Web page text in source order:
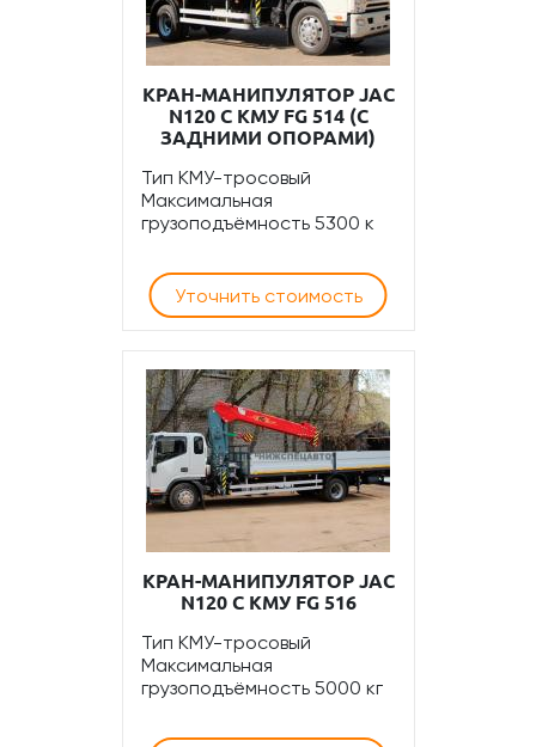
КРАН-МАНИПУЛЯТОР JAC
N120 С КМУ FG 514 (С
ЗАДНИМИ ОПОРАМИ)
Тип КМУ-тросовый
Максимальная
грузоподъёмность 5300 к
Уточнить стоимость
КРАН-МАНИПУЛЯТОР JAC
N120 С КМУ FG 516
Тип КМУ-тросовый
Максимальная
грузоподъёмность 5000 кг